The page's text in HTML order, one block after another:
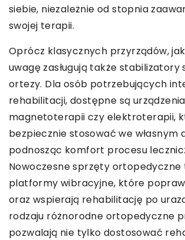
siebie, niezależnie od stopnia
swojej terapii.
Oprócz klasycznych przyrządów,
uwagę zasługują także stabilizatory
ortezy. Dla osób potrzebujących
rehabilitacji, dostępne są
magnetoterapii czy elektroterapii,
bezpiecznie stosować we własnym
podnosząc komfort procesu
Nowoczesne sprzęty
platformy wibracyjne, które
oraz wspierają rehabilitację po
rodzaju różnorodne ortopedyczne
pozwalają nie tylko dostosować